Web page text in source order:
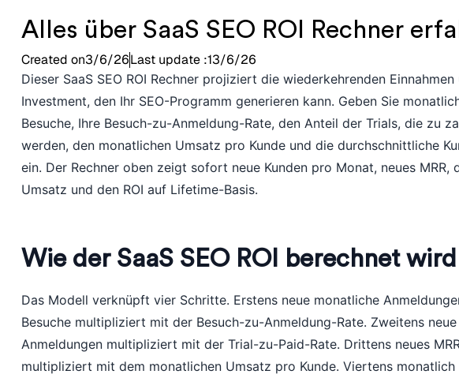
Alles über SaaS SEO ROI Rechner
Created on3/6/26Last update :13/6/26
Dieser SaaS SEO ROI Rechner projiziert die wiederkehrenden
Investment, den Ihr SEO-Programm generieren kann. Geben Sie
Besuche, Ihre Besuch-zu-Anmeldung-Rate, den Anteil der Trials, die zu
werden, den monatlichen Umsatz pro Kunde und die durchschnittliche
ein. Der Rechner oben zeigt sofort neue Kunden pro Monat, neues MRR,
Umsatz und den ROI auf Lifetime-Basis.
Wie der SaaS SEO ROI berechnet wird
Das Modell verknüpft vier Schritte. Erstens neue monatliche
Besuche multipliziert mit der Besuch-zu-Anmeldung-Rate. Zweitens neue
Anmeldungen multipliziert mit der Trial-zu-Paid-Rate. Drittens neues
multipliziert mit dem monatlichen Umsatz pro Kunde. Viertens